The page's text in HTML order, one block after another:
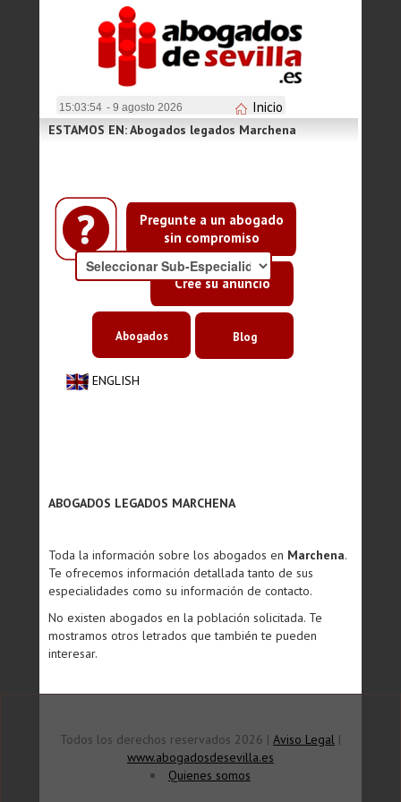
15:03:54 - 9 agosto 2026 Inicio
Pregunte a un abogado
sin compromiso
Cree su anuncio
ESTAMOS EN: Abogados legados Marchena
ENGLISH
Abogados Blog
ABOGADOS LEGADOS MARCHENA
Toda la información sobre los abogados en Marchena.
Te ofrecemos información detallada tanto de sus
especialidades como su información de contacto.
No existen abogados en la población solicitada. Te
mostramos otros letrados que también te pueden
interesar.
Todos los derechos reservados 2026 | Aviso Legal |
www.abogadosdesevilla.es
Quienes somos